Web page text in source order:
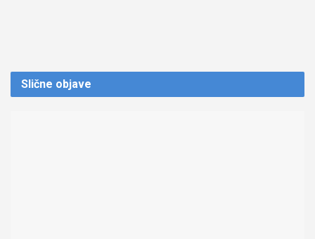
Slične objave